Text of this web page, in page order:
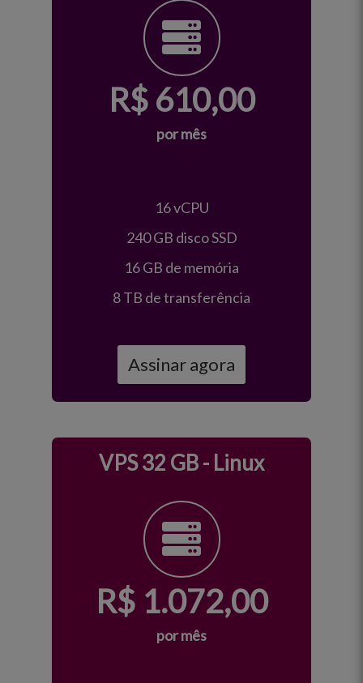
R$ 610,00
por mês
16 vCPU
240 GB disco SSD
16 GB de memória
8 TB de transferência
Assinar agora
VPS 32 GB - Linux
R$ 1.072,00
por mês